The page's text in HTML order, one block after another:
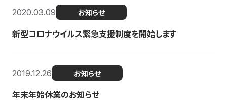
2020.03.09 お知らせ
新型コロナウイルス緊急支援制度を開始します
2019.12.26 お知らせ
年末年始休業のお知らせ